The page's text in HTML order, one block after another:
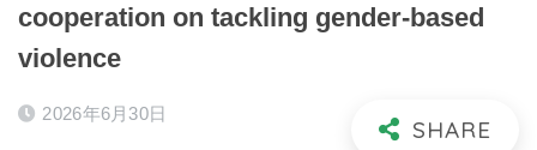
cooperation on tackling gender‑based
violence
2026年6月30日